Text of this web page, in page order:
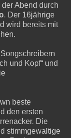
Abend durch
. Der 16jährige
wird bereits mit
und Kopf“ und
beste
den ersten
Die
stimmgewaltige